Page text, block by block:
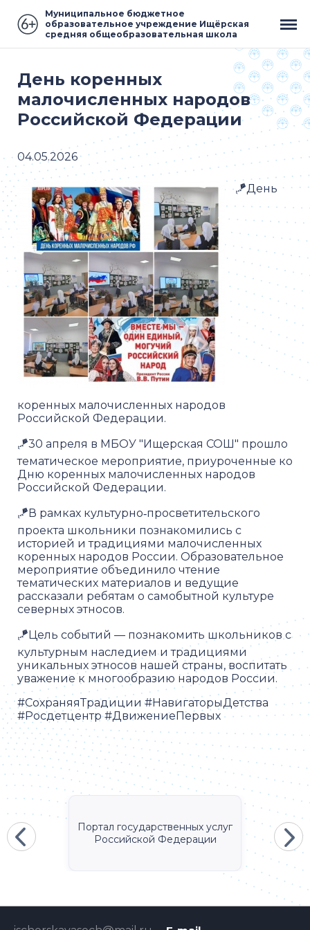
Муниципальное бюджетное
образовательное учреждение Ищёрская
средняя общеобразовательная школа
День коренных
малочисленных народов
Российской Федерации
04.05.2026
🪁День
коренных малочисленных народов
Российской Федерации.
🪁30 апреля в МБОУ "Ищерская СОШ" прошло
тематическое мероприятие, приуроченные ко
Дню коренных малочисленных народов
Российской Федерации.
🪁В рамках культурно‑просветительского
проекта школьники познакомились с
историей и традициями малочисленных
коренных народов России. Образовательное
мероприятие объединило чтение
тематических материалов и ведущие
рассказали ребятам о самобытной культуре
северных этносов.
🪁Цель событий — познакомить школьников с
культурным наследием и традициями
уникальных этносов нашей страны, воспитать
уважение к многообразию народов России.
#СохраняяТрадиции #НавигаторыДетства
#Росдетцентр #ДвижениеПервых
Портал государственных услуг
Российской Федерации